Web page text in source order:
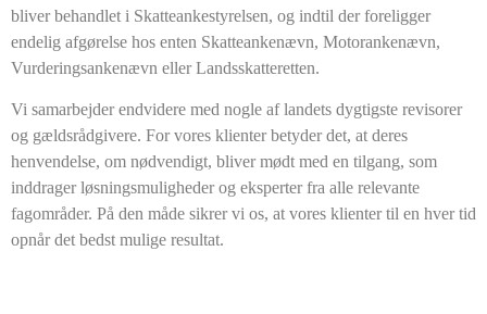
bliver behandlet i Skatteankestyrelsen, og indtil der foreligger
endelig afgørelse hos enten Skatteankenævn, Motorankenævn,
Vurderingsankenævn eller Landsskatteretten.
Vi samarbejder endvidere med nogle af landets dygtigste revisorer
og gældsrådgivere. For vores klienter betyder det, at deres
henvendelse, om nødvendigt, bliver mødt med en tilgang, som
inddrager løsningsmuligheder og eksperter fra alle relevante
fagområder. På den måde sikrer vi os, at vores klienter til en hver tid
opnår det bedst mulige resultat.